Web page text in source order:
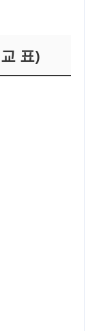
표)